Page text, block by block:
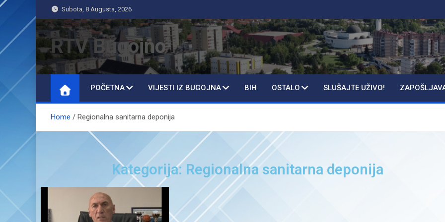
Subota, 8 Augusta, 2026
RTV Bugojno
POČETNA VIJESTI IZ BUGOJNA BIH OSTALO SLUŠAJTE UŽIVO!
Home Regionalna sanitarna deponija
Kategorija: Regionalna sanitarna deponija